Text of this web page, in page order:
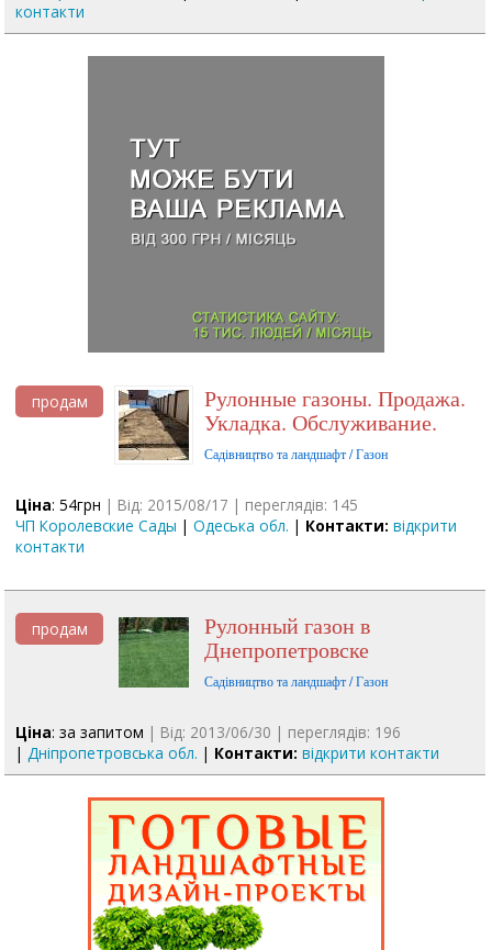
контакти
продам Рулонные газоны. Продажа.
Укладка. Обслуживание.
Садівництво та ландшафт / Газон
Ціна: 54грн | Від: 2015/08/17 | переглядів: 145
ЧП Королевские Сады |Одеська обл. | Контакти: відкрити
контакти
продам Рулонный газон в
Днепропетровске
Садівництво та ландшафт / Газон
Ціна: за запитом | Від: 2013/06/30 | переглядів: 196
| Дніпропетровська обл. | Контакти: відкрити контакти